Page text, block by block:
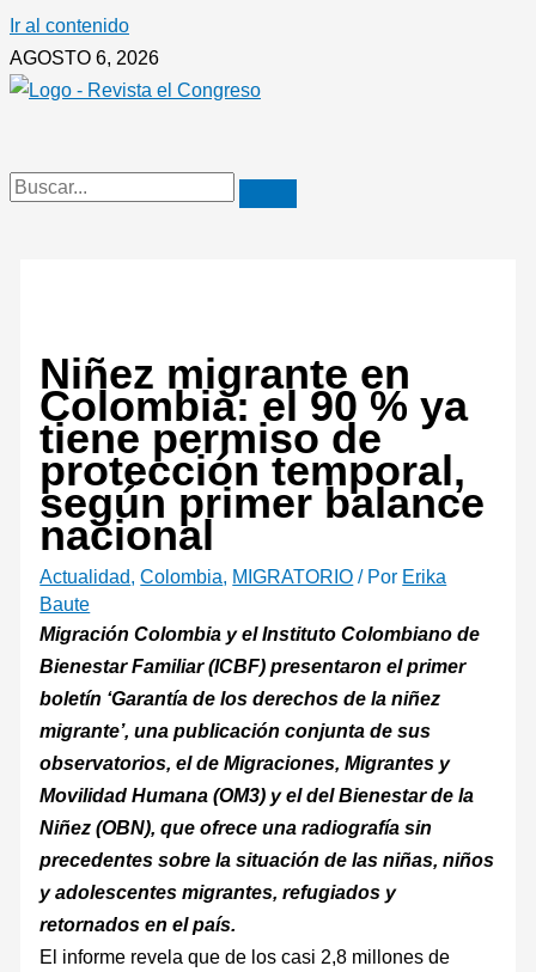
Ir al contenido
AGOSTO 6, 2026
Niñez migrante en
Colombia: el 90 % ya
tiene permiso de
protección temporal,
según primer balance
nacional
Actualidad,Colombia, MIGRATORIO / Por Erika
Baute
Migración Colombia y el Instituto Colombiano de
Bienestar Familiar (ICBF) presentaron el primer
boletín ‘Garantía de los derechos de la niñez
migrante’, una publicación conjunta de sus
observatorios, el de Migraciones, Migrantes y
Movilidad Humana (OM3) y el del Bienestar de la
Niñez (OBN), que ofrece una radiografía sin
precedentes sobre la situación de las niñas, niños
y adolescentes migrantes, refugiados y
retornados en el país.
El informe revela que de los casi 2,8 millones de